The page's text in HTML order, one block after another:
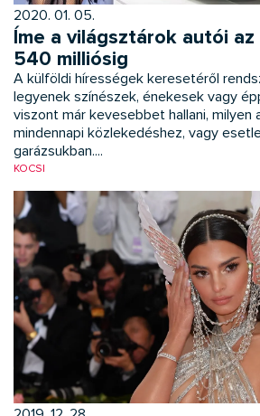
2020. 01. 05.
Íme a világsztárok autói
540 milliósig
A külföldi hírességek keresetéről
legyenek színészek, énekesek vagy
viszont már kevesebbet hallani, milyen
mindennapi közlekedéshez, vagy
garázsukban....
KOCSI